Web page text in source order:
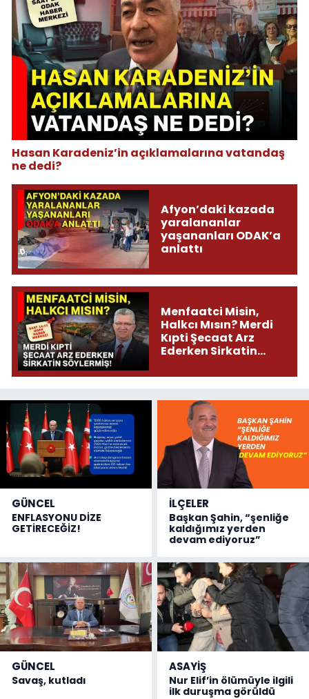
Hasan Karadeniz’in açıklamalarına vatandaş
ne dedi?
Afyon’daki kazada
yaralananlar
yaşananları ODAK’a
anlattı
Menfaatci Misin,
Halkcı Mısın? Merdi
Kıpti Şecaat Arz
Ederken Sirkatin
GÜNCEL
ENFLASYONU DİZE
GETİRECEĞİZ!
İLÇELER
Başkan Şahin, “şenliğe
kaldığımız yerden
devam ediyoruz”
GÜNCEL
Savaş, kutladı
ASAYİŞ
Nur Elif’in ölümüyle ilgili
ilk duruşma görüldü